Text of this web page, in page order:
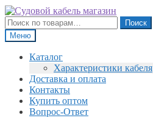
Перейти
к
навигации
Перейти
к
содержимому
Искать:
Поиск
Меню
Каталог
Характеристики кабеля
Доставка и оплата
Контакты
Купить оптом
Вопрос-Ответ